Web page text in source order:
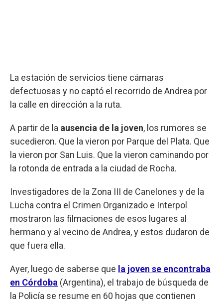
La estación de servicios tiene cámaras
defectuosas y no captó el recorrido de Andrea por
la calle en dirección a la ruta.
A partir de la ausencia de la joven, los rumores se
sucedieron. Que la vieron por Parque del Plata. Que
la vieron por San Luis. Que la vieron caminando por
la rotonda de entrada a la ciudad de Rocha.
Investigadores de la Zona III de Canelones y de la
Lucha contra el Crimen Organizado e Interpol
mostraron las filmaciones de esos lugares al
hermano y al vecino de Andrea, y estos dudaron de
que fuera ella.
Ayer, luego de saberse que la joven se encontraba
en Córdoba (Argentina), el trabajo de búsqueda de
la Policía se resume en 60 hojas que contienen